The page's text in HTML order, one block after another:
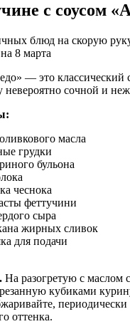
с соусом
— это классический
невероятно сочной и
масла
грудки
бульона
чеснока
феттучини
сыра
жирных сливок
для подачи
На разогретую с маслом
кубиками
периодически
оттенка.